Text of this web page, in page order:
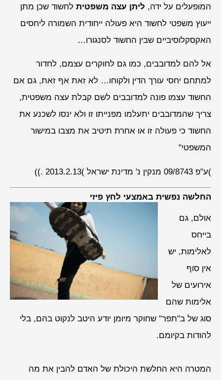
המופעלים על ידה, ליתן עצה משפטית לחשוד שכן מתן
ייעוץ משפטי לחשוד היא פעולה ייחודית השמורה ליחסים
האקסקלוסיביים שבין החשוד לסנגורו…
אל להם למדובבים, כמו גם לחוקרים עצמם, לחדור
למתחם יחסי עורך הדין ולקוחו… לא זאת אף זאת, גם אם
החשוד עצמו פונה למדובבים לשם קבלת עצה משפטית,
צריך שהמדובבים יתעלמו מפנייתו זו ולא ינסו לשכנע את
החשוד כי פעולה זו או אחרת תיטיב את מצבו במישור
המשפטי"
)ע"פ 09/8743 מנקין נ' מדינת ישראל )2013.2.13 .))
החלשה נפשית באמצעי לחץ פיזי
אולם, גם
בייחס
לאלימות, יש
אין סוף
אירועים של
אלימות שהם
סוג של ב"תפר" שחוקר מיומן יודע היטב לנקוט בהם, בלי
להודות בקיומם.
המטרה היא החלשת היכולת של האדם להבין את מה